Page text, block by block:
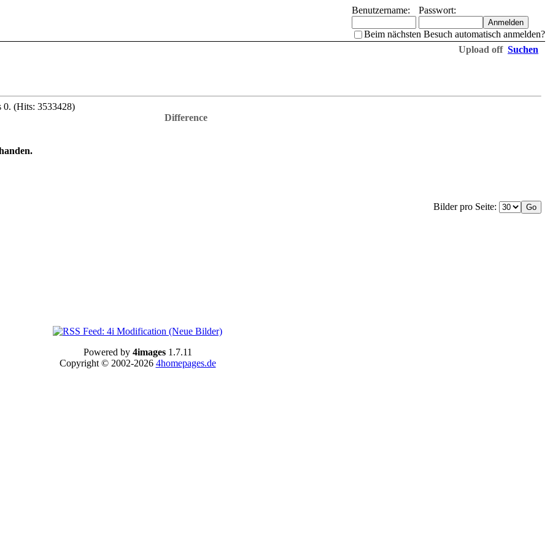
Benutzername: Passwort:
Beim nächsten Besuch automatisch anmelden?
Upload off Suchen
0. (Hits: 3533428)
Difference
Bilder pro Seite:
Powered by 4images1.7.11
Copyright © 2002-2026 4homepages.de